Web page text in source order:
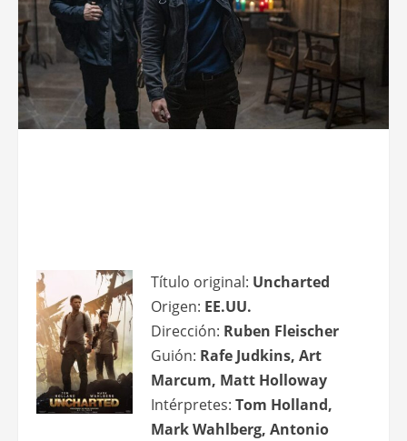
Título original: Uncharted
Origen: EE.UU.
Dirección: Ruben Fleischer
Guión: Rafe Judkins, Art
Marcum, Matt Holloway
Intérpretes: Tom Holland,
Mark Wahlberg, Antonio